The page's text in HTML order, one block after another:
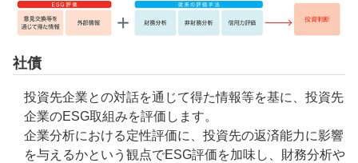
社債
投資先企業との対話を通じて得た情報等を基に、投資先
企業のESG取組みを評価します。
企業分析における定性評価に、投資先の返済能力に影響
を与えるかという観点でESG評価を加味し、財務分析や